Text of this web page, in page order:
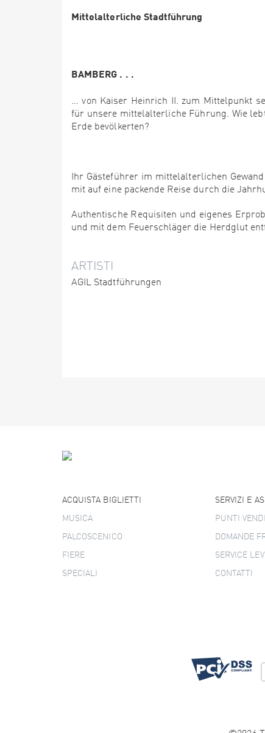
Mittelalterliche Stadtführung
BAMBERG . . .
… von Kaiser Heinrich II. zum Mittelpunkt
für unsere mittelalterliche Führung. Wie
Erde bevölkerten?
Ihr Gästeführer im mittelalterlichen
mit auf eine packende Reise durch die
Authentische Requisiten und eigenes
und mit dem Feuerschläger die Herdglut
ARTISTI
AGIL Stadtführungen
ACQUISTA BIGLIETTI
MUSICA
PALCOSCENICO
FIERE
SPECIALI
SERVIZI E
PUNTI
DOMANDE
SERVICE
CONTATTI